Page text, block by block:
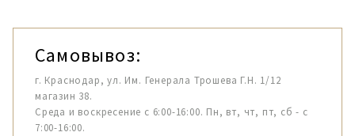
Самовывоз:
г. Краснодар, ул. Им. Генерала Трошева Г.Н. 1/12
магазин 38.
Среда и воскресение с 6:00-16:00. Пн, вт, чт, пт, сб - с
7:00-16:00.